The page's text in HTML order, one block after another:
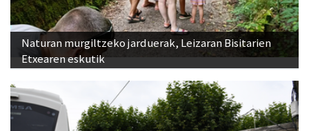
Naturan murgiltzeko jarduerak, Leizaran Bisitarien
Etxearen eskutik